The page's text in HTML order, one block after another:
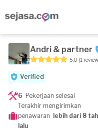
Andri & partner
5.0 (1
Verified
6 Pekerjaan selesai
Terakhir mengirimkan
penawaran
lebih dari 8
lalu